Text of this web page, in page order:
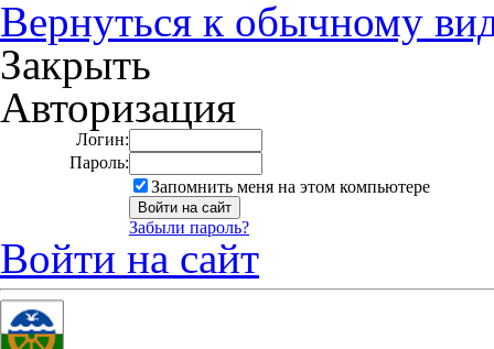
Вернуться к обычному
Закрыть
Авторизация
Логин:
Пароль:
Запомнить меня на этом компьютере
Забыли пароль?
Войти на сайт